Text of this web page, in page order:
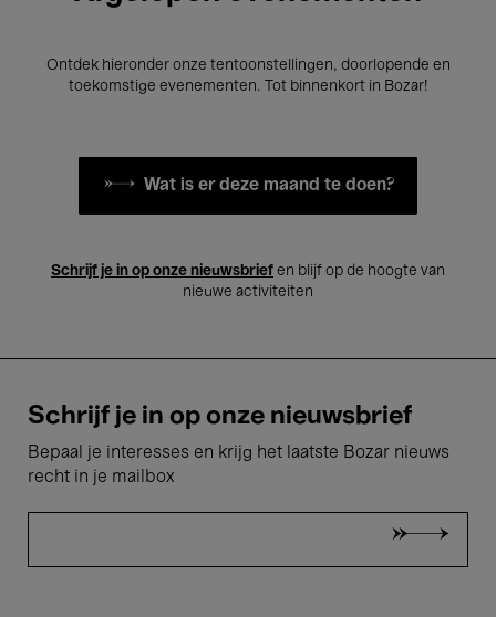
Ontdek hieronder onze tentoonstellingen, doorlopende en
toekomstige evenementen. Tot binnenkort in Bozar!
Wat is er deze maand te doen?
Schrijf je in op onze nieuwsbrief en blijf op de hoogte van
nieuwe activiteiten
Schrijf je in op onze nieuwsbrief
Bepaal je interesses en krijg het laatste Bozar nieuws
recht in je mailbox